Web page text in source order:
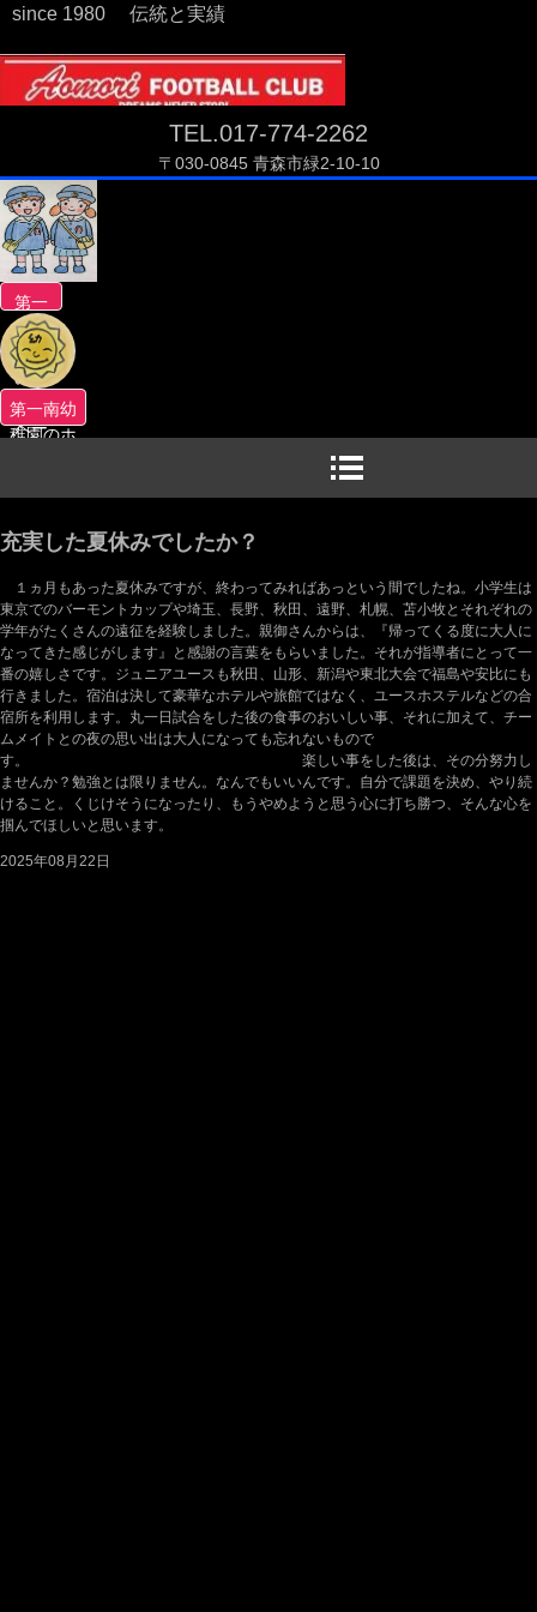
since 1980 伝統と実績
TEL.017-774-2262
〒030-0845 青森市緑2-10-10
第一
南幼
稚園
のホ
ーム
ペー
第一南幼
稚園のホ
充実した夏休みでしたか？
１ヵ月もあった夏休みですが、終わってみればあっという間でしたね。小学生は
東京でのバーモントカップや埼玉、長野、秋田、遠野、札幌、苫小牧とそれぞれの
学年がたくさんの遠征を経験しました。親御さんからは、『帰ってくる度に大人に
なってきた感じがします』と感謝の言葉をもらいました。それが指導者にとって一
番の嬉しさです。ジュニアユースも秋田、山形、新潟や東北大会で福島や安比にも
行きました。宿泊は決して豪華なホテルや旅館ではなく、ユースホステルなどの合
宿所を利用します。丸一日試合をした後の食事のおいしい事、それに加えて、チー
ムメイトとの夜の思い出は大人になっても忘れないもので
す。 楽しい事をした後は、その分努力し
ませんか？勉強とは限りません。なんでもいいんです。自分で課題を決め、やり続
けること。くじけそうになったり、もうやめようと思う心に打ち勝つ、そんな心を
掴んでほしいと思います。
2025年08月22日